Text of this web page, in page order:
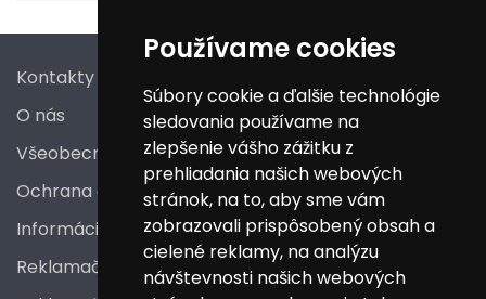
Používame cookies
Súbory cookie a ďalšie technológie
sledovania používame na
zlepšenie vášho zážitku z
prehliadania našich webových
stránok, na to, aby sme vám
zobrazovali prispôsobený obsah a
cielené reklamy, na analýzu
návštevnosti našich webových
Kontakty
O nás
Všeobecné obchodné podmienky
Ochrana osobných údajov
Informácie a poučenia pre spotrebiteľa
Reklamačný poriadok